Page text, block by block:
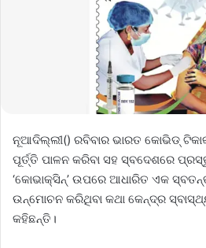
ନୂଆଦିଲ୍ଲୀ() ରବିବାର ଭାରତ କୋଭିଡ୍‌
ପୂର୍ତ୍ତି ପାଳନ କରିବା ସହ ସ୍ବଦେଶରେ
‘କୋଭାକ୍ସିନ୍’ ଉପରେ ଆଧାରିତ ଏକ
ଉନ୍ମୋଚନ କରିଥିବା କଥା କେନ୍ଦ୍ର
କହିଛନ୍ତି।